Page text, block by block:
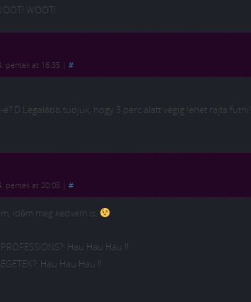
WOOT!
péntek at 16:35 #
e?:D Legalább tudjuk, hogy 3 perc alatt végig lehet rajta futni!
péntek at 20:08 #
időm meg kedvem is.
Hau Hau Hau !!
Hau Hau Hau !!